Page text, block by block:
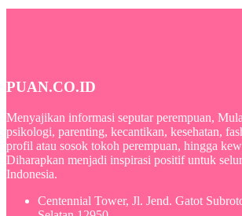
PUAN.CO.ID
Menyajikan informasi seputar perempuan,
psikologi, parenting, kecantikan, kesehatan,
profil atau sosok tokoh perempuan, hingga
Diharapkan menjadi inspirasi positif untuk
Indonesia.
Centennial Tower, Jl. Jend. Gatot